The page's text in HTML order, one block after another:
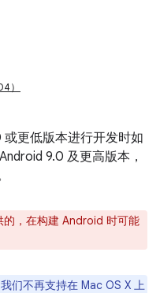
）
更低版本进行开发时如
9.0 及更高版本，
的，在构建 Android 时可能
们不再支持在 Mac OS X 上